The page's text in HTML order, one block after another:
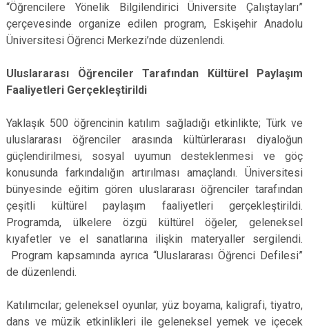
“Öğrencilere Yönelik Bilgilendirici Üniversite Çalıştayları”
çerçevesinde organize edilen program, Eskişehir Anadolu
Üniversitesi Öğrenci Merkezi’nde düzenlendi.
Uluslararası Öğrenciler Tarafından Kültürel Paylaşım
Faaliyetleri Gerçekleştirildi
Yaklaşık 500 öğrencinin katılım sağladığı etkinlikte; Türk ve
uluslararası öğrenciler arasında kültürlerarası diyaloğun
güçlendirilmesi, sosyal uyumun desteklenmesi ve göç
konusunda farkındalığın artırılması amaçlandı. Üniversitesi
bünyesinde eğitim gören uluslararası öğrenciler tarafından
çeşitli kültürel paylaşım faaliyetleri gerçekleştirildi.
Programda, ülkelere özgü kültürel öğeler, geleneksel
kıyafetler ve el sanatlarına ilişkin materyaller sergilendi.
Program kapsamında ayrıca “Uluslararası Öğrenci Defilesi”
de düzenlendi.
Katılımcılar; geleneksel oyunlar, yüz boyama, kaligrafi, tiyatro,
dans ve müzik etkinlikleri ile geleneksel yemek ve içecek